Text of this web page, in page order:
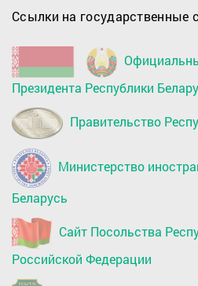
Ссылки на государственные
Президента Республики
Правительство
Министерство
Беларусь
Сайт Посольства
Российской Федерации